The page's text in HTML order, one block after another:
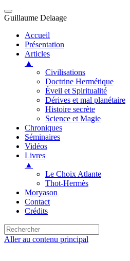
Guillaume Delaage
Accueil
Présentation
Articles
▲
Civilisations
Doctrine Hermétique
Éveil et Spiritualité
Dérives et mal planétaire
Histoire secrète
Science et Magie
Chroniques
Séminaires
Vidéos
Livres
▲
Le Choix Atlante
Thot-Hermès
Moryason
Contact
Crédits
Aller au contenu principal